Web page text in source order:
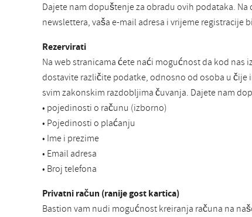
Dajete nam dopuštenje za obradu ovih podataka.
newslettera, vaša e-mail adresa i vrijeme
Rezervirati
Na web stranicama ćete naći mogućnost da kod
dostavite različite podatke, odnosno od osoba u
svim zakonskim razdobljima čuvanja. Dajete nam
• pojedinosti o računu (izborno)
• Pojedinosti o plaćanju
• Ime i prezime
• Email adresa
• Broj telefona
Privatni račun (ranije gost kartica)
Bastion vam nudi mogućnost kreiranja računa na